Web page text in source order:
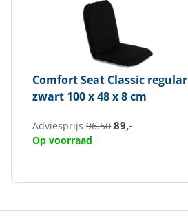
Comfort Seat Classic regular
zwart 100 x 48 x 8 cm
Adviesprijs 96,50 89,-
Op voorraad